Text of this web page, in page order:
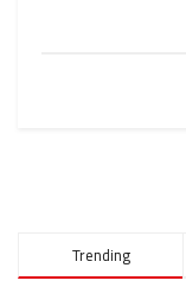
Trending